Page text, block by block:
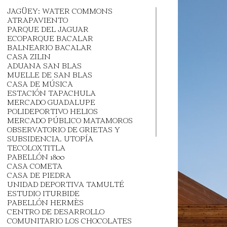
JAGÜEY: WATER COMMONS
ATRAPAVIENTO
PARQUE DEL JAGUAR
ECOPARQUE BACALAR
BALNEARIO BACALAR
CASA ZILIN
ADUANA SAN BLAS
MUELLE DE SAN BLAS
CASA DE MÚSICA
ESTACIÓN TAPACHULA
MERCADO GUADALUPE
POLIDEPORTIVO HELIOS
MERCADO PÚBLICO MATAMOROS
OBSERVATORIO DE GRIETAS Y
SUBSIDENCIA. UTOPÍA
TECOLOXTITLA
PABELLÓN 1800
CASA COMETA
CASA DE PIEDRA
UNIDAD DEPORTIVA TAMULTÉ
ESTUDIO ITURBIDE
PABELLÓN HERMÈS
CENTRO DE DESARROLLO
COMUNITARIO LOS CHOCOLATES